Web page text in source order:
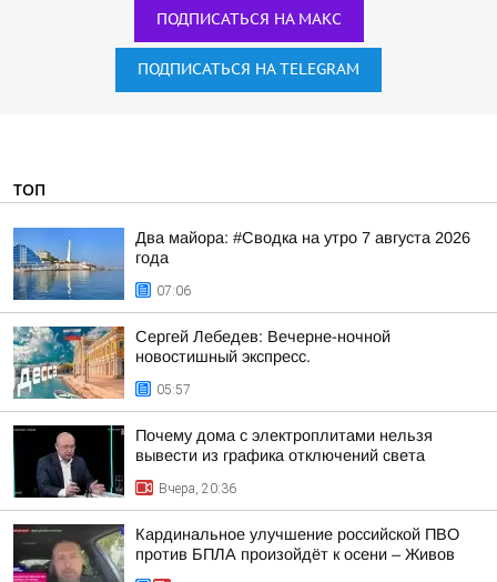
ПОДПИСАТЬСЯ НА МАКС
ПОДПИСАТЬСЯ НА TELEGRAM
ТОП
Два майора: #Сводка на утро 7 августа 2026
года
07:06
Сергей Лебедев: Вечерне-ночной
новостишный экспресс.
05:57
Почему дома с электроплитами нельзя
вывести из графика отключений света
Вчера, 20:36
Кардинальное улучшение российской ПВО
против БПЛА произойдёт к осени – Живов